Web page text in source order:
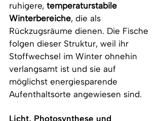
ruhigere, temperaturstabile
Winterbereiche, die als
Rückzugsräume dienen. Die Fische
folgen dieser Struktur, weil ihr
Stoffwechsel im Winter ohnehin
verlangsamt ist und sie auf
möglichst energiesparende
Aufenthaltsorte angewiesen sind.
Licht, Photosynthese und